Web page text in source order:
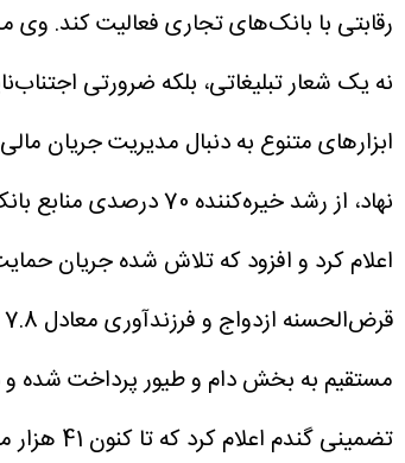
رقابتی با بانک‌های تجاری فعالیت کند.
نه یک شعار تبلیغاتی، بلکه ضرورتی
ابزارهای متنوع به دنبال مدیریت جریان
اعلام کرد و افزود که تلاش شده جریان